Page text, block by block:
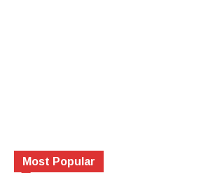
Most Popular